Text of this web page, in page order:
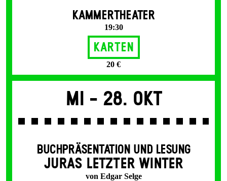
KAMMERTHEATER
19:30
Karten
20 €
Mi - 28. Okt
BUCHPRÄSENTATION UND LESUNG
JURAS LETZTER WINTER
von Edgar Selge